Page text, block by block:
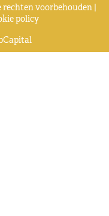
voorbehouden |
policy